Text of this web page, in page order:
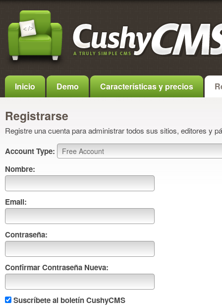
Inicio Demo Características y precios
Registrarse
Registre una cuenta para administrar todos sus sitios, editores y
Account Type:
Nombre:
Email:
Contraseña:
Confirmar Contraseña Nueva:
Suscríbete al boletín CushyCMS